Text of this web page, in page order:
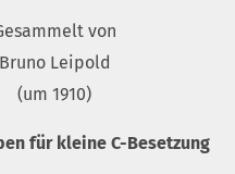
von
Bruno Leipold
(um 1910)
für kleine C-Besetzung